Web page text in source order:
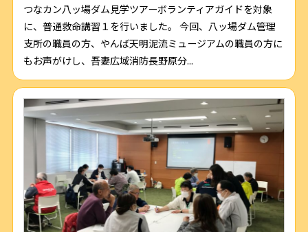
つなカン八ッ場ダム見学ツアーボランティアガイドを対象
に、普通救命講習１を行いました。 今回、八ッ場ダム管理
支所の職員の方、やんば天明泥流ミュージアムの職員の方に
もお声がけし、吾妻広域消防長野原分...